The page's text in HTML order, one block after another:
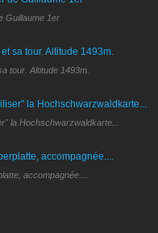
Guillaume 1er
tour. Altitude 1493m.
la Hochschwarzwaldkarte...
accompagnée....